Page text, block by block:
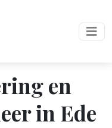
en
in Ede